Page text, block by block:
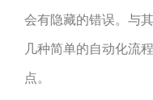
会有隐藏的错误。与
几种简单的自动化流
点。